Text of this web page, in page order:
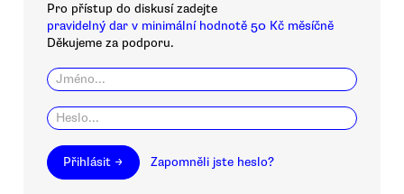
Pro přístup do diskusí zadejte
pravidelný dar v minimální hodnotě 50 Kč měsíčně
Děkujeme za podporu.
Přihlásit → Zapomněli jste heslo?